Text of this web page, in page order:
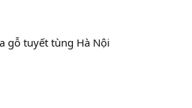
gỗ tuyết tùng Hà Nội